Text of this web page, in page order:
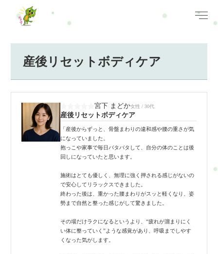
産後リセットボディケア
宮下 まどか女性 / 30代
産後リセットボディケア
「産後からずっと、骨盤まわりの違和感や腰の重さが気
になっていました。
抱っこや家事で毎日バタバタして、自分の体のことは後
回しになっていたと思います。
施術はとても優しく、無理に強く押される感じがないの
で安心してリラックスできました。
終わった後は、重かった腰まわりがスッと軽くなり、姿
勢まで自然と整った感じがして驚きました。
その場だけラクになるというより、“疲れが溜まりにく
い体に整っていく”ような感覚があり、呼吸までしやす
くなった気がします。